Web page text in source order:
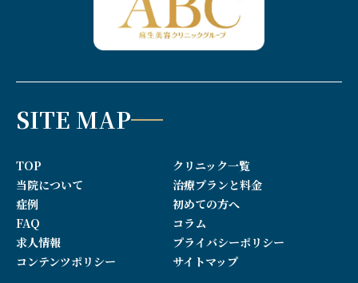
SITE MAP
TOP
クリニック一覧
当院について
治療プランと料金
症例
初めての方へ
FAQ
コラム
求人情報
プライバシーポリシー
コンテンツポリシー
サイトマップ